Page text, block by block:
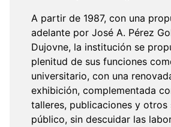
A partir de 1987, con una
adelante por José A. Pérez
Dujovne, la institución se
plenitud de sus funciones
universitario, con una
exhibición, complementada
talleres, publicaciones y otros
público, sin descuidar las